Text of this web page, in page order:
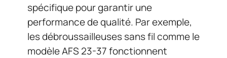
spécifique pour garantir une
performance de qualité. Par exemple,
les débroussailleuses sans fil comme le
modèle AFS 23-37 fonctionnent